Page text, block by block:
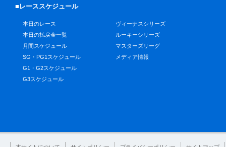
■レーススケジュール
本日のレース
本日の払戻金一覧
月間スケジュール
SG・PG1スケジュール
G1・G2スケジュール
G3スケジュール
ヴィーナスシリーズ
ルーキーシリーズ
マスターズリーグ
メディア情報